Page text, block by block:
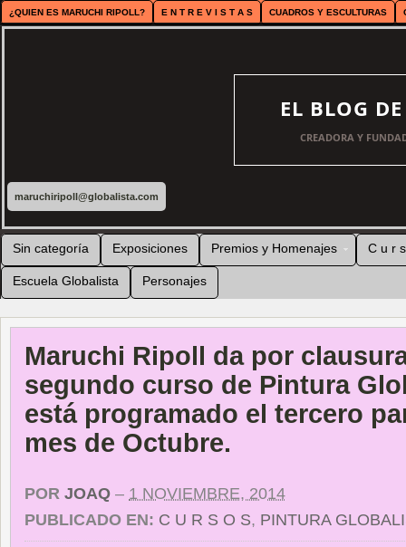
¿QUIEN ES MARUCHI RIPOLL? E N T R E V I S T A S CUADROS Y ESCULTURAS
EL BLOG
CREADORA Y
maruchiripoll@globalista.com
Sin categoría Exposiciones Premios y Homenajes C u r
Escuela Globalista Personajes
Maruchi Ripoll da por
segundo curso de Pintura
está programado el tercero
mes de Octubre.
POR JOAQ – 1 NOVIEMBRE, 2014
PUBLICADO EN: C U R S O S, PINTURA